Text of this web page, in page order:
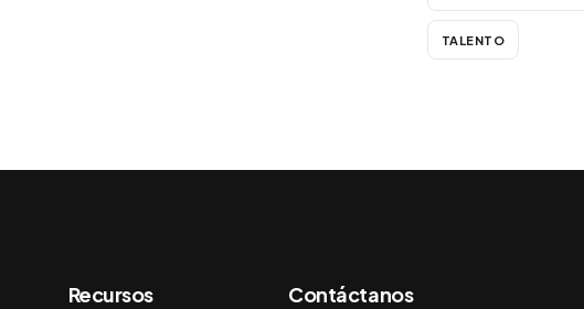
TALENTO
Recursos Contáctanos